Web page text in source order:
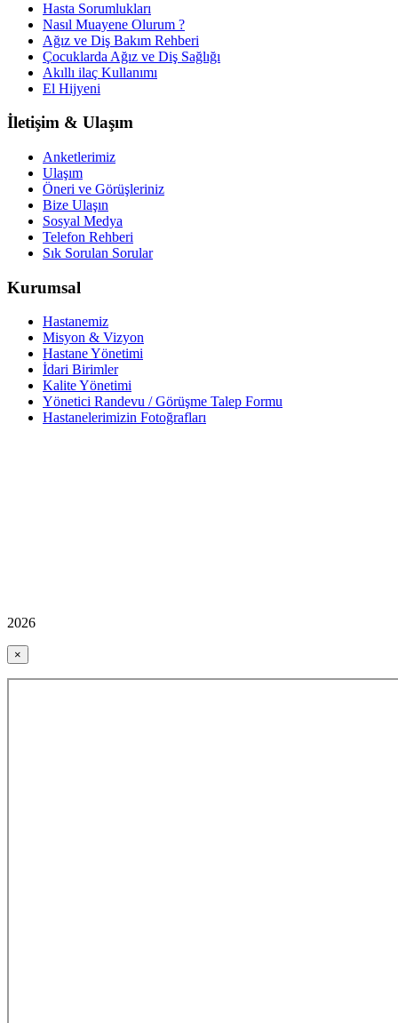
Hasta Sorumlukları
Nasıl Muayene Olurum ?
Ağız ve Diş Bakım Rehberi
Çocuklarda Ağız ve Diş Sağlığı
Akıllı ilaç Kullanımı
El Hijyeni
İletişim & Ulaşım
Anketlerimiz
Ulaşım
Öneri ve Görüşleriniz
Bize Ulaşın
Sosyal Medya
Telefon Rehberi
Sık Sorulan Sorular
Kurumsal
Hastanemiz
Misyon & Vizyon
Hastane Yönetimi
İdari Birimler
Kalite Yönetimi
Yönetici Randevu / Görüşme Talep Formu
Hastanelerimizin Fotoğrafları
2026
×